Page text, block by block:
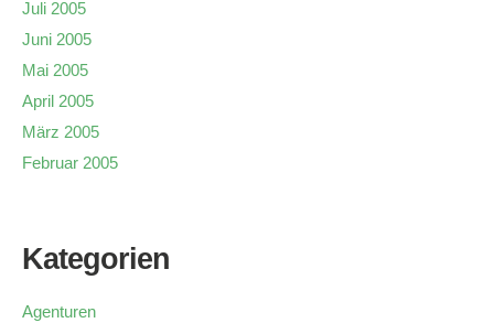
Juli 2005
Juni 2005
Mai 2005
April 2005
März 2005
Februar 2005
Kategorien
Agenturen